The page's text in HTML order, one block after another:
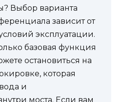
Выбор варианта
зависит от
эксплуатации.
базовая функция
остановиться на
которая
и
моста. Если вам